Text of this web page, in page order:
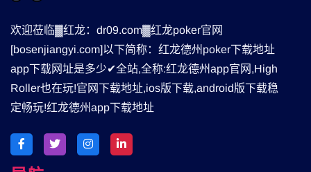
欢迎莅临▓红龙：dr09.com▓红龙poker官网
[bosenjiangyi.com]以下简称：红龙德州poker下载地址
app下载网址是多少✔全站,全称:红龙德州app官网,High
Roller也在玩!官网下载地址,ios版下载,android版下载稳
定畅玩!红龙德州app下载地址